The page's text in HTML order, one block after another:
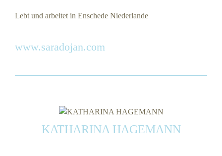
Lebt und arbeitet in Enschede Niederlande
www.saradojan.com
KATHARINA HAGEMANN